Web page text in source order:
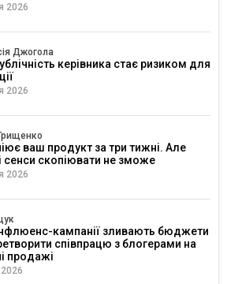
2026
Джогола
керівника стає ризиком для
2026
ваш продукт за три тижні. Але
сенси скопіювати не зможе
2026
кампанії зливають бюджети
співпрацю з блогерами на
продажі